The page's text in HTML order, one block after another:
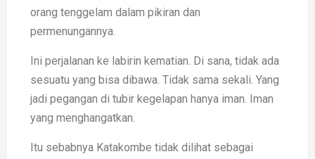
orang tenggelam dalam pikiran dan
permenungannya.
Ini perjalanan ke labirin kematian. Di sana, tidak ada
sesuatu yang bisa dibawa. Tidak sama sekali. Yang
jadi pegangan di tubir kegelapan hanya iman. Iman
yang menghangatkan.
Itu sebabnya Katakombe tidak dilihat sebagai